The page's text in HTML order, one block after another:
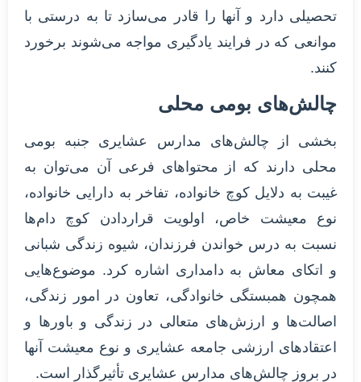
تحصیلی دارد و آنها را قادر می‌سازد تا به درستی با
موانعی که در فرایند یادگیری مواجه می‌شوند برخورد
کنند.
چالش‌های بومی محلی
بخشی از چالش‌های مدارس عشایری جنبه بومی
محلی دارند که از محتواهای فرعی آن می‌توان به
غیبت به دلایل کوچ خانواده، تفاخر به دارایی خانواده،
نوع معیشت خاص، اولویت قراردادن کوچ دام‌ها
نسبت به درس خواندن فرزندان، شیوه زندگی شبانی
و اتکای معاش به دامداری اشاره کرد. موضوع‌هایی
همچون همبستگی خانوادگی، تعاون در امور زندگی،
اصالت‌ها و ارزش‌های متعالی در زندگی و باورها و
اعتقادهای ارزشی جامعه عشایری و نوع معیشت آنها
در بروز چالش‌های مدارس عشایری تأثیرگذار است.